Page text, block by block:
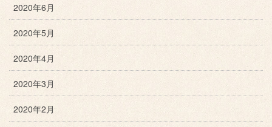
2020年6月
2020年5月
2020年4月
2020年3月
2020年2月